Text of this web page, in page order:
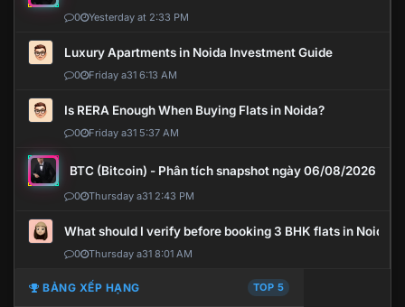
0 Yesterday at 2:33 PM
Luxury Apartments in Noida Investment Guide
0 Friday a31 6:13 AM
Is RERA Enough When Buying Flats in Noida?
0 Friday a31 5:37 AM
BTC (Bitcoin) - Phân tích snapshot ngày 06/08/2026
0 Thursday a31 2:43 PM
What should I verify before booking 3 BHK flats in Noida?
0 Thursday a31 8:01 AM
BẢNG XẾP HẠNG TOP 5